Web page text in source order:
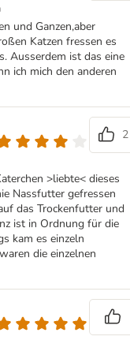
und Ganzen,aber
Katzen fressen es
Ausserdem ist das eine
ich mich den anderen
2
>liebte< dieses
Nassfutter gefressen
das Trockenfutter und
ist in Ordnung für die
kam es einzeln
die einzelnen